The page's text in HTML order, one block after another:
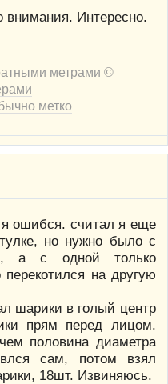
внимания. Интересно.
метрами ©
метко
я ошибся. считал я еще
но нужно было с
а с одной только
на другую
шарики в голый центр
прям перед лицом.
половина диаметра
сам, потом взял
18шт. Извиняюсь.